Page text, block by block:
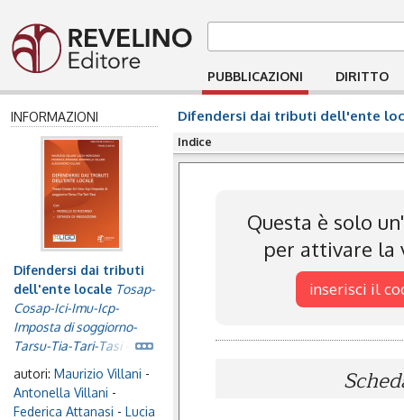
PUBBLICAZIONI DIRITTO
INFORMAZIONI
Difendersi dai tributi
dell'ente locale Tosap-
Cosap-Ici-Imu-Icp-
Imposta di soggiorno-
Tarsu-Tia-Tari-Tasi - Con
e ISTANZA DI
MEDIAZIONE
autori: Maurizio Villani -
Antonella Villani -
Federica Attanasi - Lucia
Difendersi dai tributi dell'ente
Indice
Questa è solo
per attivare la
inserisci il